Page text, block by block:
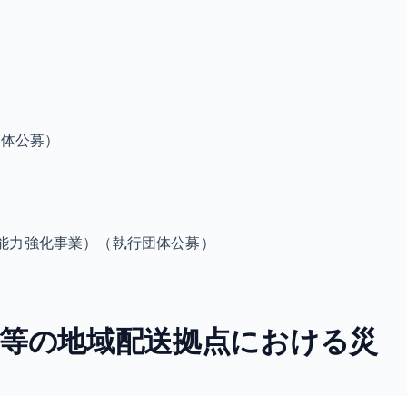
公募）
強化事業）（執行団体公募）
の地域配送拠点における災